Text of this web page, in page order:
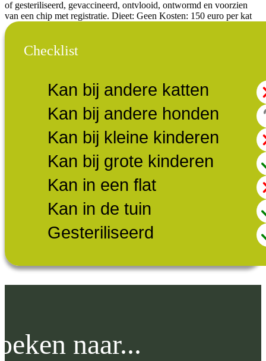
of gesteriliseerd, gevaccineerd, ontvlooid, ontwormd en voorzien
van een chip met registratie. Dieet: Geen Kosten: 150 euro per kat
Checklist
Kan bij andere katten
Kan bij andere honden
Kan bij kleine kinderen
Kan bij grote kinderen
Kan in een flat
Kan in de tuin
Gesteriliseerd
naar...